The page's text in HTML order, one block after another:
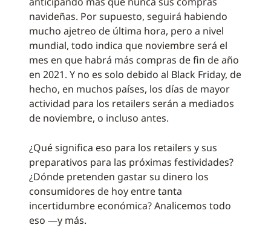
navideñas. Por supuesto, seguirá habiendo
mucho ajetreo de última hora, pero a nivel
mundial, todo indica que noviembre será el
mes en que habrá más compras de fin de año
en 2021. Y no es solo debido al Black Friday, de
hecho, en muchos países, los días de mayor
actividad para los retailers serán a mediados
de noviembre, o incluso antes.
¿Qué significa eso para los retailers y sus
preparativos para las próximas festividades?
¿Dónde pretenden gastar su dinero los
consumidores de hoy entre tanta
incertidumbre económica? Analicemos todo
eso —y más.